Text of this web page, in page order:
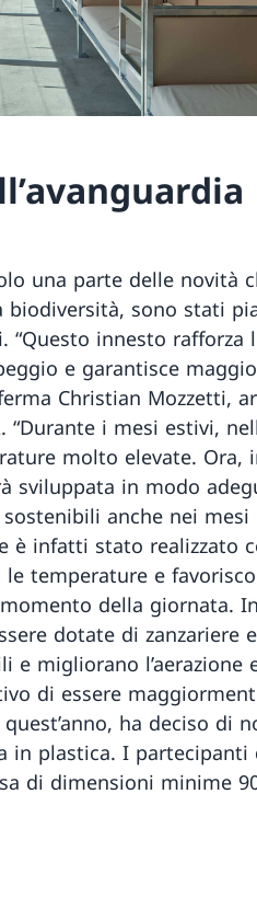
una parte delle novità
biodiversità, sono stati
innesto rafforza
e garantisce
Christian Mozzetti,
“Durante i mesi estivi,
molto elevate. Ora,
sviluppata in modo
anche nei mesi
è infatti stato realizzato
temperature e
della giornata.
dotate di zanzariere e
e migliorano l’aerazione
di essere
ha deciso di
in plastica. I partecipanti
di dimensioni minime